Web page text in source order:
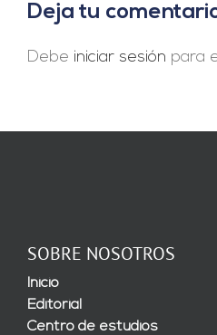
Deja tu
Debe iniciar sesión para
SOBRE NOSOTROS
Inicio
Editorial
Centro de estudios